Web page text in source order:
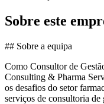
Sobre este
## Sobre a equipa
Como Consultor de
Consulting & Pharma
os desafios do setor
serviços de consultoria de